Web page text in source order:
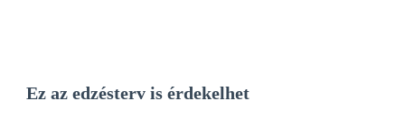
Ez az edzésterv is érdekelhet